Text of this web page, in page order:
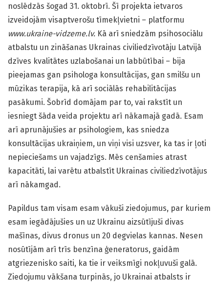
noslēdzās šogad 31. oktobrī. Šī projekta ietvaros
izveidojām visaptverošu tīmekļvietni – platformu
www.ukraine-vidzeme.lv. Kā arī sniedzām psihosociālu
atbalstu un zināšanas Ukrainas civiliedzīvotāju Latvijā
dzīves kvalitātes uzlabošanai un labbūtībai – bija
pieejamas gan psihologa konsultācijas, gan smilšu un
mūzikas terapija, kā arī sociālās rehabilitācijas
pasākumi. Šobrīd domājam par to, vai rakstīt un
iesniegt šāda veida projektu arī nākamajā gadā. Esam
arī aprunājušies ar psihologiem, kas sniedza
konsultācijas ukraiņiem, un viņi visi uzsver, ka tas ir ļoti
nepieciešams un vajadzīgs. Mēs cenšamies atrast
kapacitāti, lai varētu atbalstīt Ukrainas civiliedzīvotājus
arī nākamgad.
Papildus tam visam esam vākuši ziedojumus, par kuriem
esam iegādājušies un uz Ukrainu aizsūtījuši divas
mašīnas, divus dronus un 20 degvielas kannas. Nesen
nosūtījām arī trīs benzīna ģeneratorus, gaidām
atgriezenisko saiti, ka tie ir veiksmīgi nokļuvuši galā.
Ziedojumu vākšana turpinās, jo Ukrainai atbalsts ir